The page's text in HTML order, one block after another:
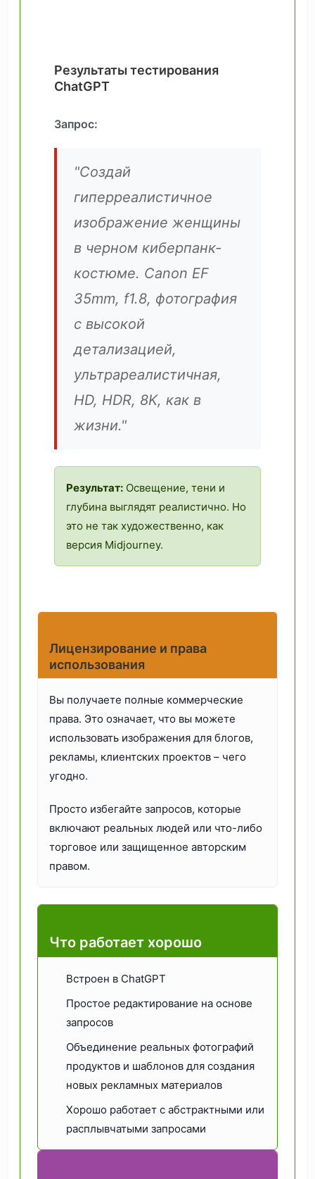
Результаты тестирования
ChatGPT
Запрос:
"Создай
гиперреалистичное
изображение женщины
в черном киберпанк-
костюме. Canon EF
35mm, f1.8, фотография
с высокой
детализацией,
ультрареалистичная,
HD, HDR, 8K, как в
жизни."
Результат: Освещение, тени и
глубина выглядят реалистично. Но
это не так художественно, как
версия Midjourney.
Лицензирование и права
использования
Вы получаете полные коммерческие
права. Это означает, что вы можете
использовать изображения для блогов,
рекламы, клиентских проектов – чего
угодно.
Просто избегайте запросов, которые
включают реальных людей или что-либо
торговое или защищенное авторским
правом.
Что работает хорошо
Встроен в ChatGPT
Простое редактирование на основе
запросов
Объединение реальных фотографий
продуктов и шаблонов для создания
новых рекламных материалов
Хорошо работает с абстрактными или
расплывчатыми запросами